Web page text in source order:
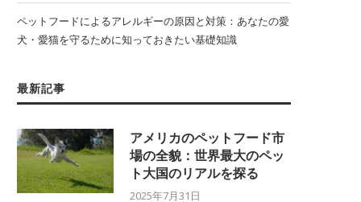
ペットフードによるアレルギーの原因と対策：あなたの愛
犬・愛猫を守るために知っておきたい基礎知識
最新記事
アメリカのペットフード市
場の全貌：世界最大のペッ
ト大国のリアルを探る
2025年7月31日